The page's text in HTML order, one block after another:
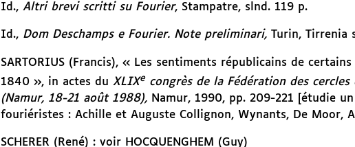
Id., Altri brevi scritti su Fourier, Stampatre, slnd. 119 p.
Id., Dom Deschamps e Fourier. Note preliminari,Turin, Tirrenia
SARTORIUS (Francis), « Les sentiments républicains de
1840 », in actes du XLIXecongrès de la Fédération des cercles
(Namur, 18-21 août 1988),Namur, 1990, pp. 209-221 [étudie
fouriéristes : Achille et Auguste Collignon, Wynants, De Moor,
SCHERER (René) : voir HOCQUENGHEM (Guy)